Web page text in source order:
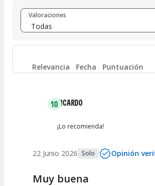
Entre 8 y 10 (2)
Entre 6 y 8 (1)
Entre 4 y 6 0
Valoraciones
Relevancia Fecha Puntuación
10RICARDO
¡Lo recomienda!
22 Junio 2026 Solo Opinión
Muy buena